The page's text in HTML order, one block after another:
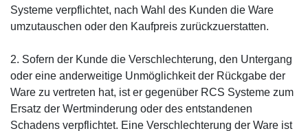
Systeme verpflichtet, nach Wahl des Kunden die Ware
umzutauschen oder den Kaufpreis zurückzuerstatten.
2. Sofern der Kunde die Verschlechterung, den Untergang
oder eine anderweitige Unmöglichkeit der Rückgabe der
Ware zu vertreten hat, ist er gegenüber RCS Systeme zum
Ersatz der Wertminderung oder des entstandenen
Schadens verpflichtet. Eine Verschlechterung der Ware ist